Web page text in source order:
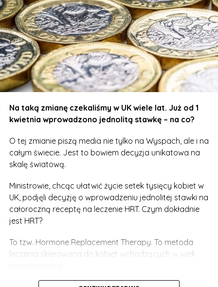
Na taką zmianę czekaliśmy w UK wiele lat. Już od 1
kwietnia wprowadzono jednolitą stawkę – na co?
O tej zmianie piszą media nie tylko na Wyspach, ale i na
całym świecie. Jest to bowiem decyzja unikatowa na
skalę światową.
Ministrowie, chcąc ułatwić życie setek tysięcy kobiet w
UK, podjęli decyzję o wprowadzeniu jednolitej stawki na
całoroczną receptę na leczenie HRT. Czym dokładnie
jest HRT?
To tzw. Hormone Replacement Therapy. To metoda
leczenia skierowana do kobiet wchodzących w wiek